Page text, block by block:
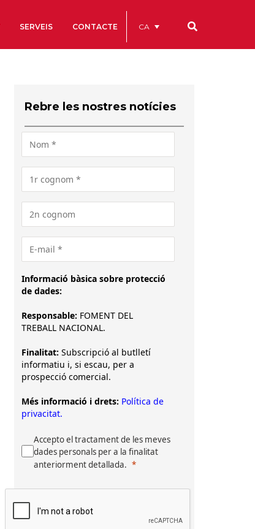
Comptes Anuals
Estatuts
Portal de la Transparència
SERVEIS CONTACTE CA
Rebre les nostres notícies
Informació bàsica sobre protecció
de dades:
Responsable: FOMENT DEL
TREBALL NACIONAL.
Finalitat: Subscripció al butlletí
informatiu i, si escau, per a
prospecció comercial.
Més informació i drets: Política de
privacitat.
Accepto el tractament de les meves
dades personals per a la finalitat
anteriorment detallada.